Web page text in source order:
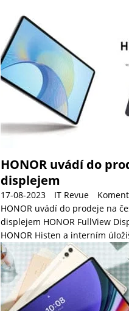
HONOR uvádí do
displejem
17-08-2023 IT Revue
HONOR uvádí do prodeje na
displejem HONOR FullView
HONOR Histen a interním